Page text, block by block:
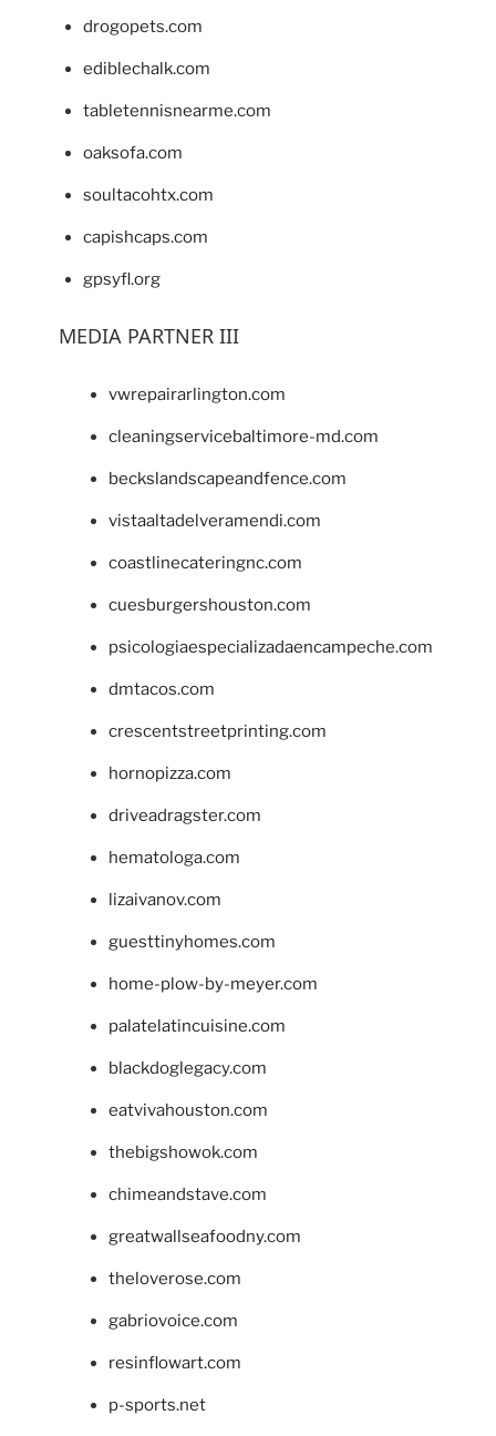
drogopets.com
ediblechalk.com
tabletennisnearme.com
oaksofa.com
soultacohtx.com
capishcaps.com
gpsyfl.org
MEDIA PARTNER III
vwrepairarlington.com
cleaningservicebaltimore-md.com
beckslandscapeandfence.com
vistaaltadelveramendi.com
coastlinecateringnc.com
cuesburgershouston.com
psicologiaespecializadaencampeche.com
dmtacos.com
crescentstreetprinting.com
hornopizza.com
driveadragster.com
hematologa.com
lizaivanov.com
guesttinyhomes.com
home-plow-by-meyer.com
palatelatincuisine.com
blackdoglegacy.com
eatvivahouston.com
thebigshowok.com
chimeandstave.com
greatwallseafoodny.com
theloverose.com
gabriovoice.com
resinflowart.com
p-sports.net